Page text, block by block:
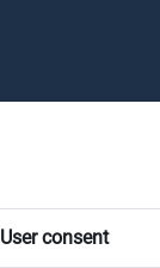
User consent